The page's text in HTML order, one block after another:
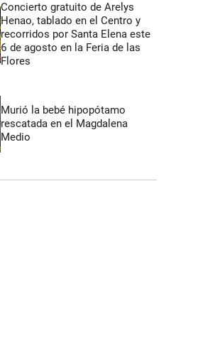
Concierto gratuito de Arelys
Henao, tablado en el Centro y
recorridos por Santa Elena este
6 de agosto en la Feria de las
Flores
Murió la bebé hipopótamo
rescatada en el Magdalena
Medio